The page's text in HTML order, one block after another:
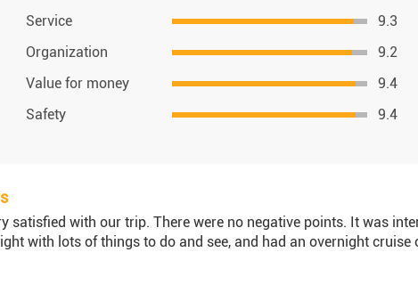
Service
9.3
Organization
9.2
Value for money
9.4
Safety
9.4
satisfied with our trip. There were no negative points. It was
with lots of things to do and see, and had an overnight cruise